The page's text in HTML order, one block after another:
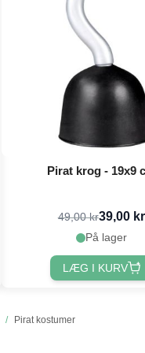
/ Pirat kostumer
Pirat krog - 19x9
49,00 kr39,00 kr
På lager
LÆG I KURV